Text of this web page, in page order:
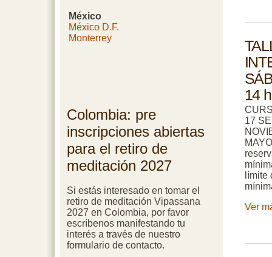
México
México D.F.
Monterrey
Colombia: pre
inscripciones abiertas
para el retiro de
meditación 2027
Si estás interesado en tomar el
retiro de meditación Vipassana
2027 en Colombia, por favor
escríbenos manifestando tu
interés a través de nuestro
formulario de contacto.
14
17
límite
Ver